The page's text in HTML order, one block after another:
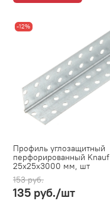
-12%
Профиль углозащитный
перфорированный Knauf
25х25х3000 мм, шт
153 руб.
135 руб./шт